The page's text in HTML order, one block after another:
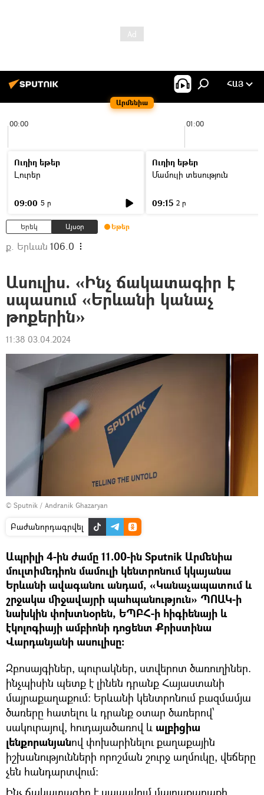
Արմենիա
ՀԱՅ
00:00 01:00
Ուղիղ եթեր
Լուրեր
09:00 5 ր
Ուղիղ եթեր
Մամուլի տեսություն
09:15 2 ր
Երեկ Այսօր Եթեր
ք. Երևան 106.0
Ասուլիս. «Ինչ ճակատագիր է
սպասում «Երևանի կանաչ
թոքերին»
11:38 03.04.2024
© Sputnik / Andranik Ghazaryan
Բաժանորդագրվել
Ապրիլի 4-ին ժամը 11.00-ին Sputnik Արմենիա
մուլտիմեդիոն մամուլի կենտրոնում կկայանա
Երևանի ավագանու անդամ, «Կանաչապատում և
շրջակա միջավայրի պահպանություն» ՊՈԱԿ-ի
նախկին փոխտնօրեն, ԵՊԲՀ-ի հիգիենայի և
էկոլոգիայի ամբիոնի դոցենտ Քրիստինա
Վարդանյանի ասուլիսը։
Զբոսայգիներ, պուրակներ, ստվերոտ ծառուղիներ.
ինչպիսին պետք է լինեն դրանք Հայաստանի
մայրաքաղաքում: Երևանի կենտրոնում բազմամյա
ծառերը հատելու և դրանք օտար ծառերով՝
սակուրայով, հուդայածառով և ալբիցիա
լենքորանյանով փոխարինելու քաղաքային
իշխանությունների որոշման շուրջ աղմուկը, վեճերը
չեն հանդարտվում։
Ինչ ճակատագիր է սպասվում մայրաքաղաքի